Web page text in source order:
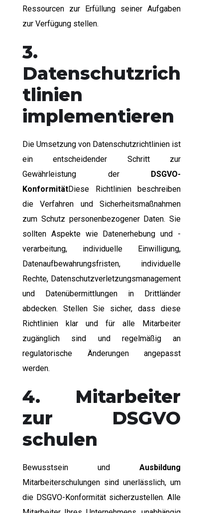
Ressourcen zur Erfüllung seiner Aufgaben
zur Verfügung stellen.
3.
Datenschutzrich
tlinien
implementieren
Die Umsetzung von Datenschutzrichtlinien ist
ein entscheidender Schritt zur
Gewährleistung der DSGVO-
KonformitätDiese Richtlinien beschreiben
die Verfahren und Sicherheitsmaßnahmen
zum Schutz personenbezogener Daten. Sie
sollten Aspekte wie Datenerhebung und -
verarbeitung, individuelle Einwilligung,
Datenaufbewahrungsfristen, individuelle
Rechte, Datenschutzverletzungsmanagement
und Datenübermittlungen in Drittländer
abdecken. Stellen Sie sicher, dass diese
Richtlinien klar und für alle Mitarbeiter
zugänglich sind und regelmäßig an
regulatorische Änderungen angepasst
werden.
4. Mitarbeiter
zur DSGVO
schulen
Bewusstsein und Ausbildung
Mitarbeiterschulungen sind unerlässlich, um
die DSGVO-Konformität sicherzustellen. Alle